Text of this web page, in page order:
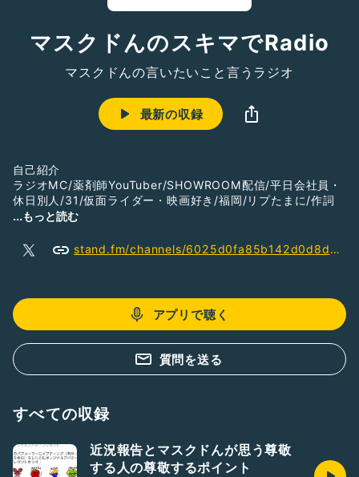
マスクドんのスキマでRadio
マスクドんの言いたいこと言うラジオ
最新の収録
自己紹介
ラジオMC/薬剤師YouTuber/SHOWROOM配信/平日会社員・
休日別人/31/仮面ライダー・映画好き/福岡/リプたまに/作詞
SHOWROOM→showroom-live.com/87e901789784
未曾有のコロナウィルスで外出自粛で退屈なか・通勤中・家事
中・運転中に聞いてほしいです！少しでも楽しい時間を
http://www.himalaya.com/jp/show/1548208?
Influencer_uid=3403591&
...もっと読む
stand.fm/channels/6025d0fa85b142d0d8d82a1f
アプリで聴く
質問を送る
すべての収録
近況報告とマスクドんが思う尊敬
する人の尊敬するポイント